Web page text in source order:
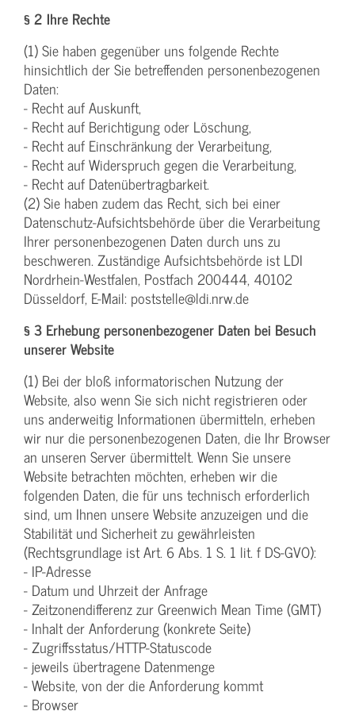
§ 2 Ihre Rechte
(1) Sie haben gegenüber uns folgende Rechte
hinsichtlich der Sie betreffenden personenbezogenen
Daten:
- Recht auf Auskunft,
- Recht auf Berichtigung oder Löschung,
- Recht auf Einschränkung der Verarbeitung,
- Recht auf Widerspruch gegen die Verarbeitung,
- Recht auf Datenübertragbarkeit.
(2) Sie haben zudem das Recht, sich bei einer
Datenschutz-Aufsichtsbehörde über die Verarbeitung
Ihrer personenbezogenen Daten durch uns zu
beschweren. Zuständige Aufsichtsbehörde ist LDI
Nordrhein-Westfalen, Postfach 200444, 40102
Düsseldorf, E-Mail: poststelle@ldi.nrw.de
§ 3 Erhebung personenbezogener Daten bei Besuch
unserer Website
(1) Bei der bloß informatorischen Nutzung der
Website, also wenn Sie sich nicht registrieren oder
uns anderweitig Informationen übermitteln, erheben
wir nur die personenbezogenen Daten, die Ihr Browser
an unseren Server übermittelt. Wenn Sie unsere
Website betrachten möchten, erheben wir die
folgenden Daten, die für uns technisch erforderlich
sind, um Ihnen unsere Website anzuzeigen und die
Stabilität und Sicherheit zu gewährleisten
(Rechtsgrundlage ist Art. 6 Abs. 1 S. 1 lit. f DS-GVO):
- IP-Adresse
- Datum und Uhrzeit der Anfrage
- Zeitzonendifferenz zur Greenwich Mean Time (GMT)
- Inhalt der Anforderung (konkrete Seite)
- Zugriffsstatus/HTTP-Statuscode
- jeweils übertragene Datenmenge
- Website, von der die Anforderung kommt
- Browser